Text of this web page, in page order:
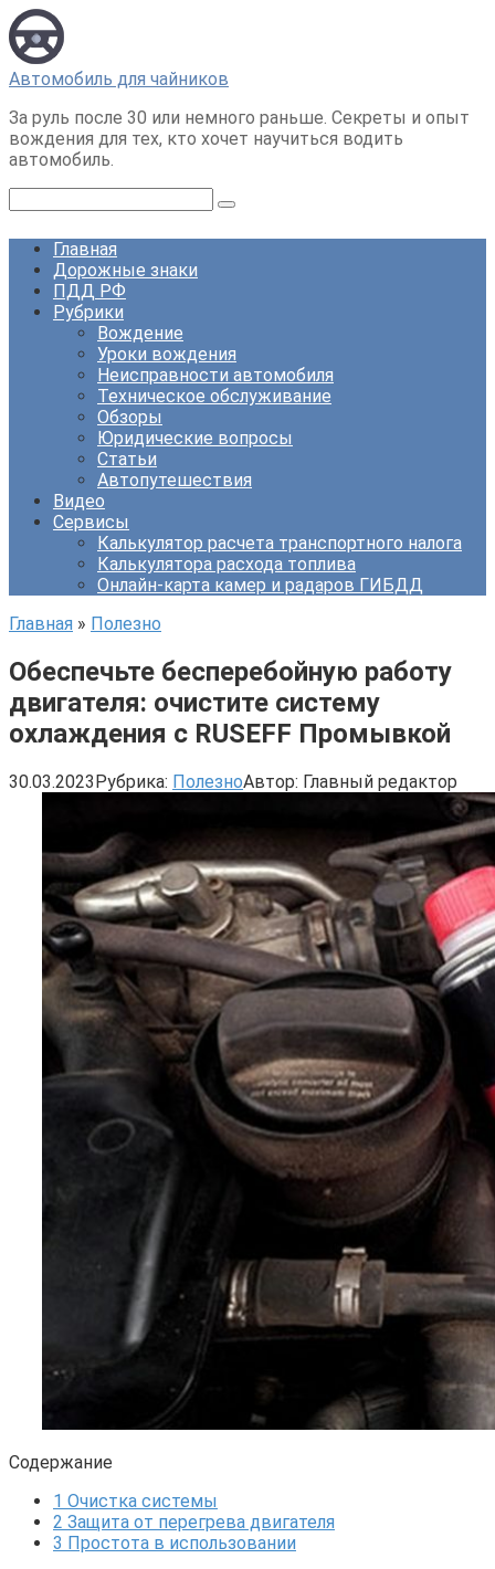
Перейти
к
контенту
Автомобиль для чайников
За руль после 30 или немного раньше. Секреты и опыт
вождения для тех, кто хочет научиться водить
автомобиль.
Главная
Дорожные знаки
ПДД РФ
Рубрики
Вождение
Уроки вождения
Неисправности автомобиля
Техническое обслуживание
Обзоры
Юридические вопросы
Статьи
Автопутешествия
Видео
Сервисы
Калькулятор расчета транспортного налога
Калькулятора расхода топлива
Онлайн-карта камер и радаров ГИБДД
Главная » Полезно
Обеспечьте бесперебойную работу
двигателя: очистите систему
охлаждения с RUSEFF Промывкой
30.03.2023Рубрика: ПолезноАвтор: Главный редактор
Содержание
1 Очистка системы
2 Защита от перегрева двигателя
3 Простота в использовании